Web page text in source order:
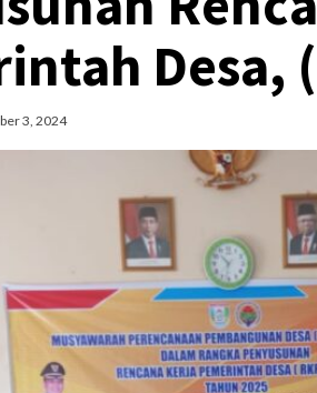
Desa,
3, 2024